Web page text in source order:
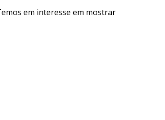
em interesse em mostrar